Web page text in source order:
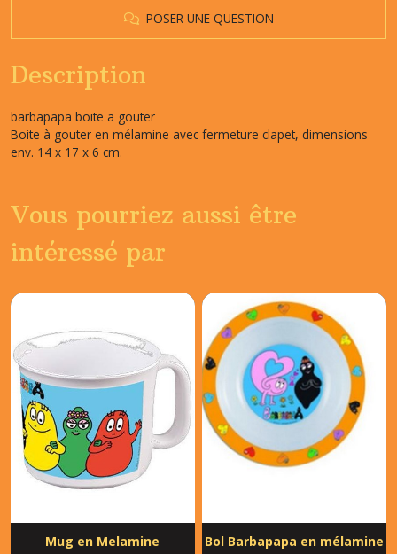
POSER UNE QUESTION
Description
barbapapa boite a gouter
Boite à gouter en mélamine avec fermeture clapet, dimensions
env. 14 x 17 x 6 cm.
Vous pourriez aussi être
intéressé par
Mug en Melamine
Bol Barbapapa en mélamine